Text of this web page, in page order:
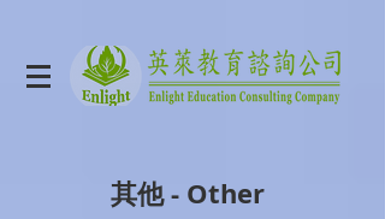
其他 - Other